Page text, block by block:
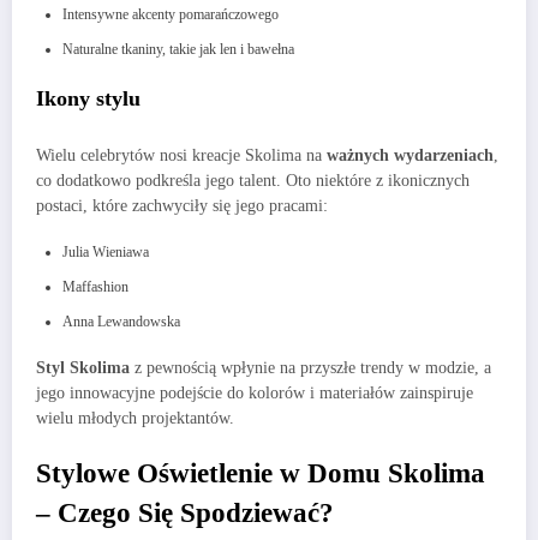
Intensywne akcenty pomarańczowego
Naturalne tkaniny, takie jak len i bawełna
Ikony stylu
Wielu celebrytów nosi kreacje Skolima na ważnych wydarzeniach
co dodatkowo podkreśla jego talent. Oto niektóre z ikonicznych
postaci, które zachwyciły się jego pracami:
Julia Wieniawa
Maffashion
Anna Lewandowska
Styl Skolima z pewnością wpłynie na przyszłe trendy w modzie, a
jego innowacyjne podejście do kolorów i materiałów zainspiruje
wielu młodych projektantów.
Stylowe Oświetlenie w Domu Skolima
– Czego Się Spodziewać?